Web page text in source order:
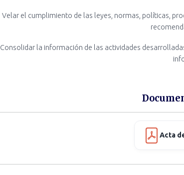
Velar el cumplimiento de las leyes, normas, políticas,
Consolidar la información de las actividades
Acta